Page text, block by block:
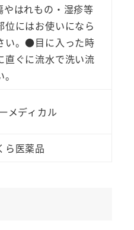
はれもの・湿疹等
位にはお使いになら
い。●目に入った時
直ぐに流水で洗い流
メディカル
ら医薬品